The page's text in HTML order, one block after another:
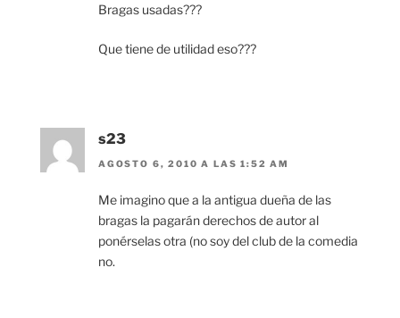
Bragas usadas???
Que tiene de utilidad eso???
s23
AGOSTO 6, 2010 A LAS 1:52 AM
Me imagino que a la antigua dueña de las
bragas la pagarán derechos de autor al
ponérselas otra (no soy del club de la comedia
no.